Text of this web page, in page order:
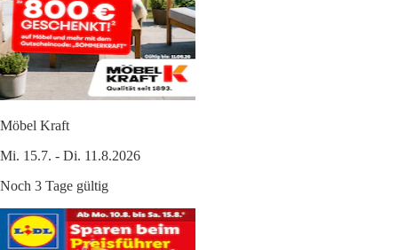
Möbel Kraft
Mi. 15.7. - Di. 11.8.2026
Noch 3 Tage gültig